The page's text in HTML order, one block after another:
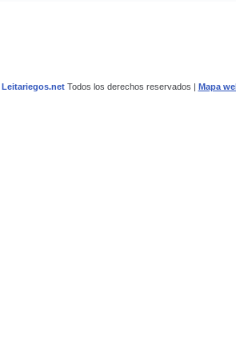
Leitariegos.netTodos los derechos reservados | Mapa